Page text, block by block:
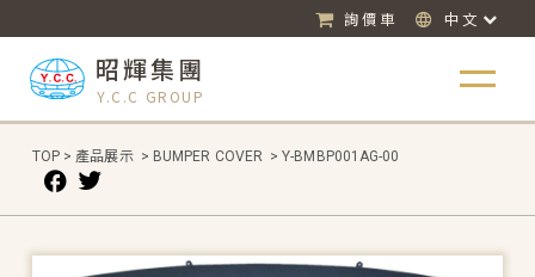
詢價車 中文
昭輝集團
Y.C.C GROUP
TOP > 產品展示 > BUMPER COVER > Y-BMBP001AG-00